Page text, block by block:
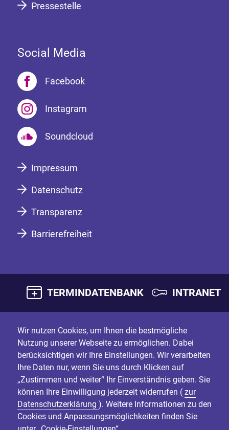
Pressestelle
Social Media
Facebook
Instagram
Soundcloud
Impressum
Datenschutz
Transparenz
Barrierefreiheit
TERMINDATENBANK INTRANET
Wir nutzen Cookies, um Ihnen die bestmögliche
Nutzung unserer Webseite zu ermöglichen. Dabei
berücksichtigen wir Ihre Einstellungen. Wir verarbeiten
Ihre Daten nur, wenn Sie uns durch Klicken auf
„Zustimmen und weiter“ Ihr Einverständnis geben. Sie
können Ihre Einwilligung jederzeit widerrufen ( zur
Datenschutzerklärung ). Weitere Informationen zu den
Cookies und Anpassungsmöglichkeiten finden Sie